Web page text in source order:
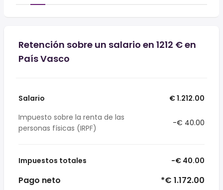
Retención sobre un salario en 1212 € en
País Vasco
Salario
€ 1.212.00
Impuesto sobre la renta de las
personas físicas (IRPF)
-€ 40.00
Impuestos totales -€ 40.00
Pago neto *€ 1.172.00